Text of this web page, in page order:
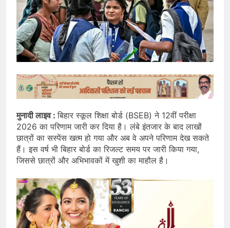
मुनादी लाइव :बिहार स्कूल शिक्षा बोर्ड (BSEB) ने 12वीं परीक्षा
2026 का परिणाम जारी कर दिया है। लंबे इंतजार के बाद लाखों
छात्रों का सस्पेंस खत्म हो गया और अब वे अपने परिणाम देख सकते
हैं। इस वर्ष भी बिहार बोर्ड का रिजल्ट समय पर जारी किया गया,
जिससे छात्रों और अभिभावकों में खुशी का माहौल है।